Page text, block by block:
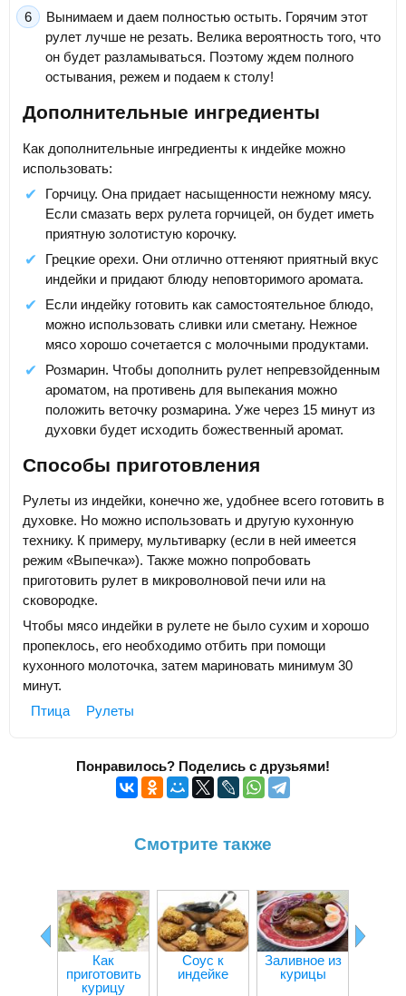
Вынимаем и даем полностью остыть. Горячим этот
рулет лучше не резать. Велика вероятность того, что
он будет разламываться. Поэтому ждем полного
остывания, режем и подаем к столу!
Дополнительные ингредиенты
Как дополнительные ингредиенты к индейке можно
использовать:
Горчицу. Она придает насыщенности нежному мясу.
Если смазать верх рулета горчицей, он будет иметь
приятную золотистую корочку.
Грецкие орехи. Они отлично оттеняют приятный вкус
индейки и придают блюду неповторимого аромата.
Если индейку готовить как самостоятельное блюдо,
можно использовать сливки или сметану. Нежное
мясо хорошо сочетается с молочными продуктами.
Розмарин. Чтобы дополнить рулет непревзойденным
ароматом, на противень для выпекания можно
положить веточку розмарина. Уже через 15 минут из
духовки будет исходить божественный аромат.
Способы приготовления
Рулеты из индейки, конечно же, удобнее всего готовить в
духовке. Но можно использовать и другую кухонную
технику. К примеру, мультиварку (если в ней имеется
режим «Выпечка»). Также можно попробовать
приготовить рулет в микроволновой печи или на
сковородке.
Чтобы мясо индейки в рулете не было сухим и хорошо
пропеклось, его необходимо отбить при помощи
кухонного молоточка, затем мариновать минимум 30
минут.
Птица
Рулеты
Понравилось? Поделись с друзьями!
Смотрите также
Как
приготовить
курицу
Соус к
индейке
Заливное из
курицы